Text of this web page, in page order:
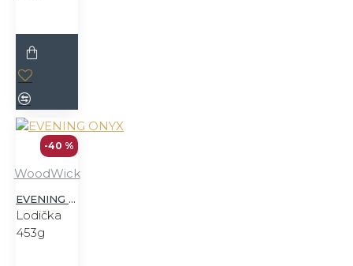
-40 %
WoodWick
EVENING ONYX
Lodička
453g